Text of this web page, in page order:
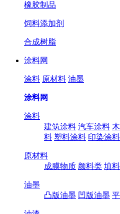
橡胶制品
饲料添加剂
合成树脂
涂料网
涂料 原材料 油墨
涂料网
涂料
建筑涂料 汽车涂料
料 塑料涂料 印染涂料
原材料
成膜物质 颜料类 填
油墨
凸版油墨 凹版油墨